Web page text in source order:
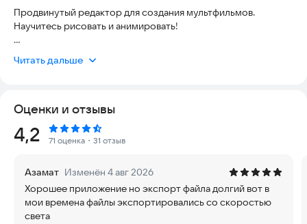
Продвинутый редактор для создания мультфильмов.
Научитесь рисовать и анимировать!
процессом, но теперь всё стало максимально простым и
рисков, а интерфейс интуитивно понятен даже для тех, кто
впервые берет в руки инструменты анимации. Каждый этап —
от создания уникальных персонажей до финальной
публикации — доступен даже новичкам, которые только
Возможности приложения
- Создание плавной анимации по ключевым кадрам. Вам
Читать дальше
Оценки и отзывы
Рейтинг:
4,2 71 оценка ・31 отзыв
Азамат Изменён 4 авг 2026
Хорошее приложение но экспорт файла долгий вот в
мои времена файлы экспортировались со скоростью
света